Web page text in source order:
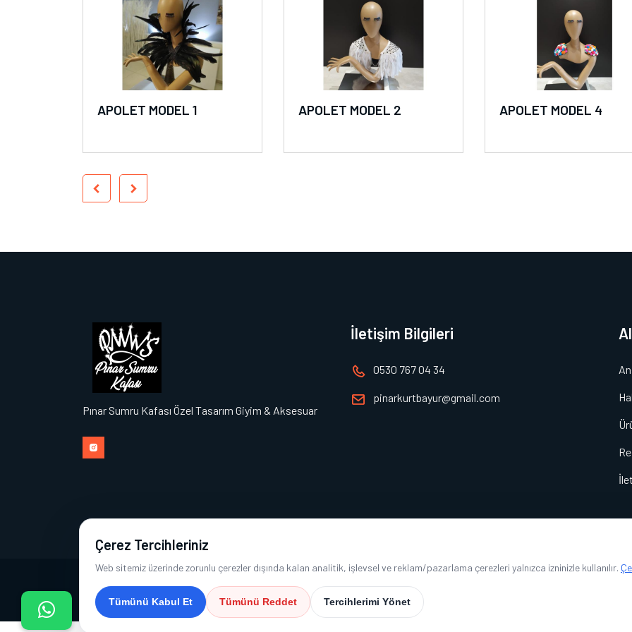
APOLET MODEL 1 APOLET MODEL 2 APOLET MODEL 4
Pınar Sumru Kafası Özel Tasarım Giyim & Aksesuar
İletişim Bilgileri
0530 767 04 34
pinarkurtbayur@gmail.com
Copyright © 2026 Pınar Sumru Kafası | Tüm Hakları Saklıdır. Çerez Politikası
Çerez Tercihleriniz
Web sitemiz üzerinde zorunlu çerezler dışında kalan analitik, işlevsel ve reklam/pazarlama çerezleri yalnızca izninizle kullanılır.
Tümünü Kabul Et Tümünü Reddet Tercihlerimi Yönet